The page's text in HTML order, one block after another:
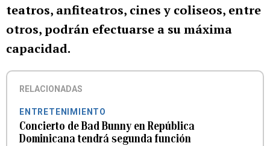
teatros, anfiteatros, cines y coliseos, entre
otros, podrán efectuarse a su máxima
capacidad.
RELACIONADAS
ENTRETENIMIENTO
Concierto de Bad Bunny en República
Dominicana tendrá segunda función